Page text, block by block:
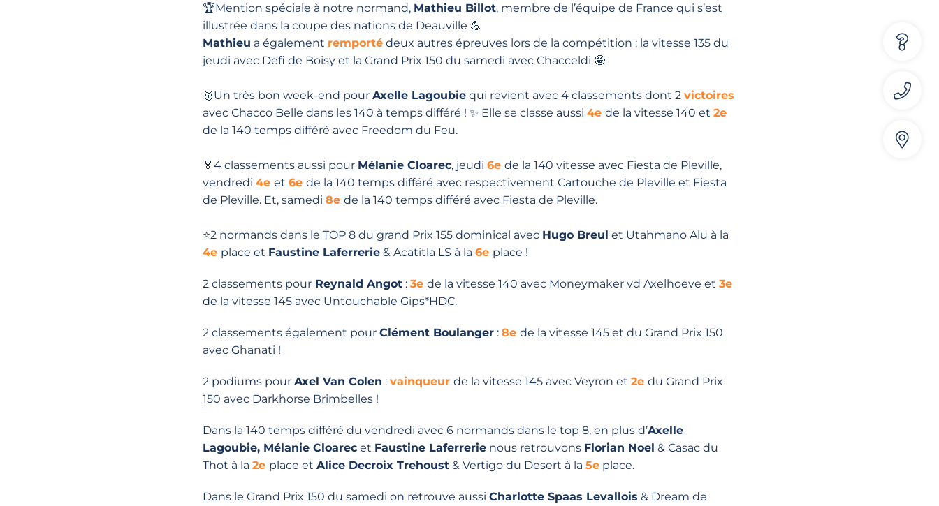
🏆Mention spéciale à notre normand, Mathieu Billot, membre de l’équipe de France qui s’est
illustrée dans la coupe des nations de Deauville 💪
Mathieu a également remporté deux autres épreuves lors de la compétition : la vitesse 135 du
jeudi avec Defi de Boisy et la Grand Prix 150 du samedi avec Chacceldi 🤩
🥇Un très bon week-end pour Axelle Lagoubiequi revient avec 4 classements dont 2 victoires
avec Chacco Belle dans les 140 à temps différé ! ✨ Elle se classe aussi 4e de la vitesse 140 et 2e
de la 140 temps différé avec Freedom du Feu.
🏅4 classements aussi pour Mélanie Cloarec, jeudi 6e de la 140 vitesse avec Fiesta de Pleville,
vendredi 4e et 6e de la 140 temps différé avec respectivement Cartouche de Pleville et Fiesta
de Pleville. Et, samedi 8e de la 140 temps différé avec Fiesta de Pleville.
⭐2 normands dans le TOP 8 du grand Prix 155 dominical avec Hugo Breul et Utahmano Alu à la
4e place et Faustine Laferrerie& Acatitla LS à la 6e place !
2 classements pourReynald Angot: 3e de la vitesse 140 avec Moneymaker vd Axelhoeve et 3e
de la vitesse 145 avec Untouchable Gips*HDC.
2 classements également pour Clément Boulanger: 8e de la vitesse 145 et du Grand Prix 150
avec Ghanati !
2 podiums pour Axel Van Colen : vainqueur de la vitesse 145 avec Veyron et 2e du Grand Prix
150 avec Darkhorse Brimbelles !
Dans la 140 temps différé du vendredi avec 6 normands dans le top 8, en plus d’Axelle
Lagoubie, Mélanie Cloarecet Faustine Laferrerienous retrouvons Florian Noel & Casac du
Thot à la 2e place et Alice Decroix Trehoust& Vertigo du Desert à la 5e place.
Dans le Grand Prix 150 du samedi on retrouve aussi Charlotte Spaas Levallois & Dream de